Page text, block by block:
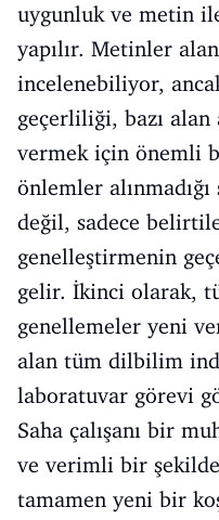
uygunluk ve metin
yapılır. Metinler
incelenebiliyor,
geçerliliği, bazı
vermek için önemli
önlemler
değil, sadece
genelleştirmenin
gelir. İkinci olarak,
genellemeler yeni
alan tüm dilbilim
laboratuvar görevi
Saha çalışanı bir
ve verimli bir
tamamen yeni bir